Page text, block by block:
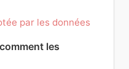
par les données
les